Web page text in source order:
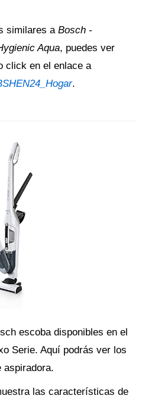
similares a Bosch -
Aqua, puedes ver
click en el enlace a
.
escoba disponibles en el
Serie. Aquí podrás ver los
aspiradora.
las características de